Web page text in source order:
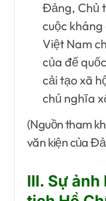
Đảng, Chủ
cuộc
Việt Nam
của đế
cải tạo xã
chủ nghĩa
(Nguồn tham
văn kiện của
III. Sự